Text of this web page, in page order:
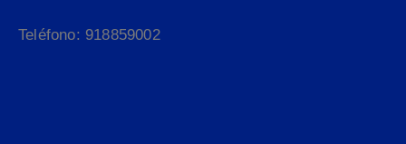
Teléfono: 918859002